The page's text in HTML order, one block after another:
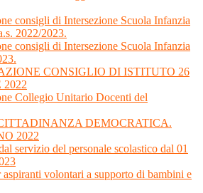
consigli di Intersezione Scuola Infanzia
2022/2023.
consigli di Intersezione Scuola Infanzia
CONSIGLIO DI ISTITUTO 26
2022
Collegio Unitario Docenti del
DEMOCRATICA.
2022
servizio del personale scolastico dal 01
aspiranti volontari a supporto di bambini e